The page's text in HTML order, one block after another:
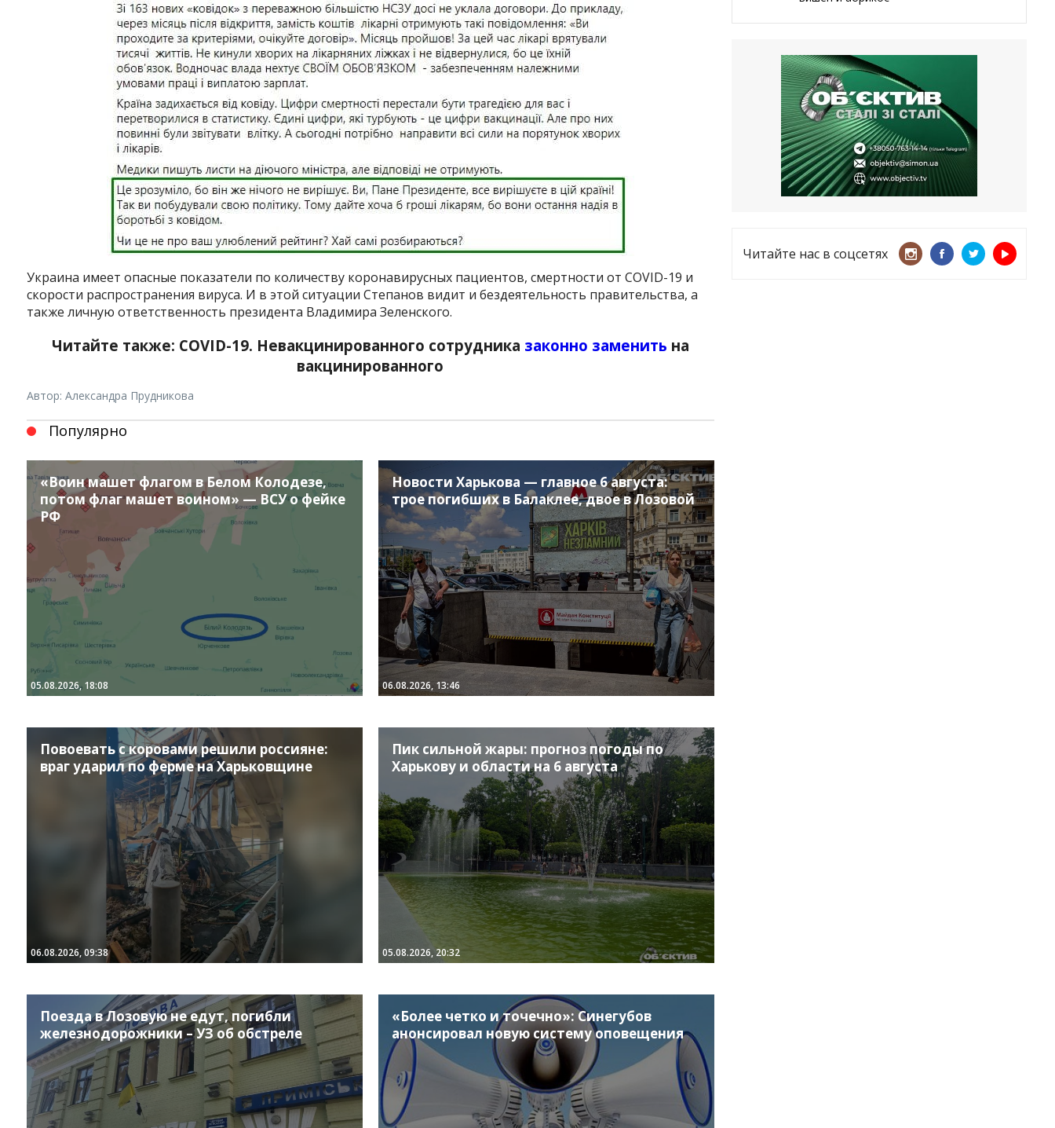
Украина имеет опасные показатели по количеству коронавирусных пациентов, смертности от COVID-19 и
скорости распространения вируса. И в этой ситуации Степанов видит и бездеятельность правительства, а
также личную ответственность президента Владимира Зеленского.
Читайте также: COVID-19. Невакцинированного сотрудника законно заменить на
вакцинированного
Автор: Александра Прудникова
Популярно
«Воин машет флагом в Белом Колодезе,
потом флаг машет воином» — ВСУ о фейке
РФ
05.08.2026, 18:08
Новости Харькова — главное 6 августа:
трое погибших в Балаклее, двое в Лозовой
06.08.2026, 13:46
Повоевать с коровами решили россияне:
враг ударил по ферме на Харьковщине
06.08.2026, 09:38
Пик сильной жары: прогноз погоды по
Харькову и области на 6 августа
05.08.2026, 20:32
Поезда в Лозовую не едут, погибли
железнодорожники – УЗ об обстреле
«Более четко и точечно»: Синегубов
анонсировал новую систему оповещения
Чугуева, города, который устоял,
несмотря ни на что
21.05.2026
«ТЦК нарушает закон? Пусть
платят!» Как благодаря штрафу
женщину сняли с учета
15.05.2026
Читайте нас в соцсетях
InstagramFacebook
TwitterYoutube